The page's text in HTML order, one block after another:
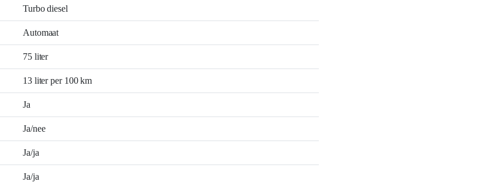
Turbo diesel
Automaat
75 liter
13 liter per 100 km
Ja
Ja/nee
Ja/ja
Ja/ja